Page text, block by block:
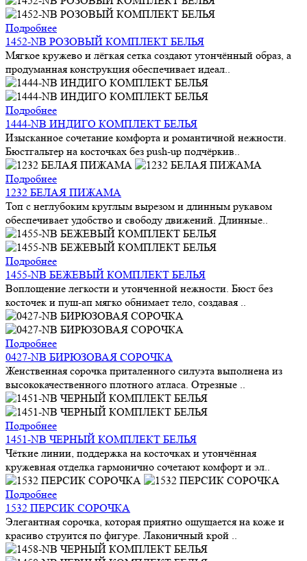
Подробнее
1452-NB РОЗОВЫЙ КОМПЛЕКТ БЕЛЬЯ
Мягкое кружево и лёгкая сетка создают утончённый образ, а
продуманная конструкция обеспечивает идеал..
Подробнее
1444-NB ИНДИГО КОМПЛЕКТ БЕЛЬЯ
Изысканное сочетание комфорта и романтичной нежности.
Бюстгальтер на косточках без push-up подчёркив..
Подробнее
1232 БЕЛАЯ ПИЖАМА
Топ с неглубоким круглым вырезом и длинным рукавом
обеспечивает удобство и свободу движений. Длинные..
Подробнее
1455-NB БЕЖЕВЫЙ КОМПЛЕКТ БЕЛЬЯ
Воплощение легкости и утонченной нежности. Бюст без
косточек и пуш-ап мягко обнимает тело, создавая ..
Подробнее
0427-NB БИРЮЗОВАЯ СОРОЧКА
Женственная сорочка приталенного силуэта выполнена из
высококачественного плотного атласа. Отрезные ..
Подробнее
1451-NB ЧЕРНЫЙ КОМПЛЕКТ БЕЛЬЯ
Чёткие линии, поддержка на косточках и утончённая
кружевная отделка гармонично сочетают комфорт и эл..
Подробнее
1532 ПЕРСИК СОРОЧКА
Элегантная сорочка, которая приятно ощущается на коже и
красиво струится по фигуре. Лаконичный крой ..